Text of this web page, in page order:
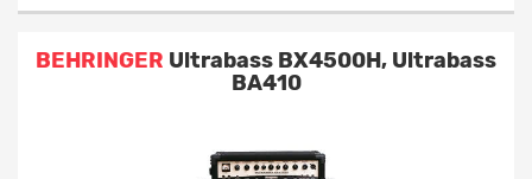
Pozostałe
BEHRINGER Ultrabass BX4500H, Ultrabass
BA410